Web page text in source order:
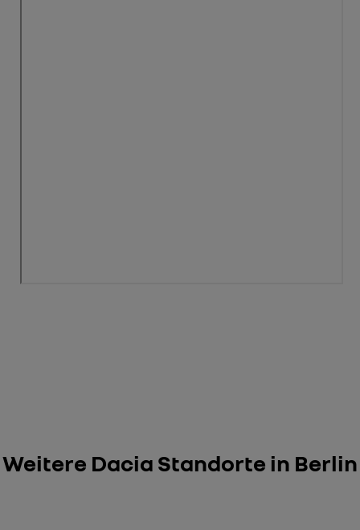
Weitere Dacia Standorte in Berlin